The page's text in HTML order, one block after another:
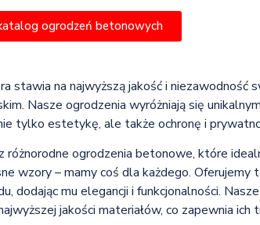
ogrodzeń betonowych
stawia na najwyższą jakość i niezawodność
Nasze ogrodzenia wyróżniają się
tylko estetykę, ale także ochronę i
różnorodne ogrodzenia betonowe, które
wzory – mamy coś dla każdego.
dodając mu elegancji i funkcjonalności.
jakości materiałów, co zapewnia